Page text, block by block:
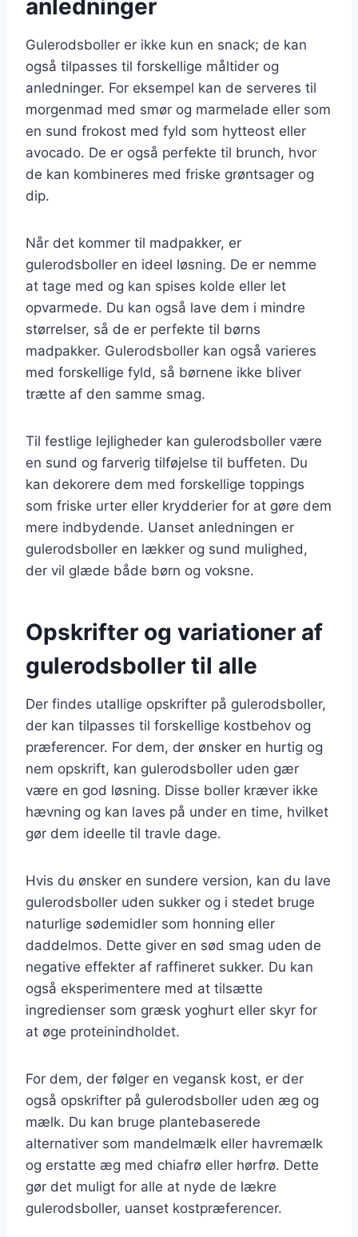
anledninger
Gulerodsboller er ikke kun en snack; de kan
også tilpasses til forskellige måltider og
anledninger. For eksempel kan de serveres til
morgenmad med smør og marmelade eller som
en sund frokost med fyld som hytteost eller
avocado. De er også perfekte til brunch, hvor
de kan kombineres med friske grøntsager og
dip.
Når det kommer til madpakker, er
gulerodsboller en ideel løsning. De er nemme
at tage med og kan spises kolde eller let
opvarmede. Du kan også lave dem i mindre
størrelser, så de er perfekte til børns
madpakker. Gulerodsboller kan også varieres
med forskellige fyld, så børnene ikke bliver
trætte af den samme smag.
Til festlige lejligheder kan gulerodsboller være
en sund og farverig tilføjelse til buffeten. Du
kan dekorere dem med forskellige toppings
som friske urter eller krydderier for at gøre dem
mere indbydende. Uanset anledningen er
gulerodsboller en lækker og sund mulighed,
der vil glæde både børn og voksne.
Opskrifter og variationer af
gulerodsboller til alle
Der findes utallige opskrifter på gulerodsboller,
der kan tilpasses til forskellige kostbehov og
præferencer. For dem, der ønsker en hurtig og
nem opskrift, kan gulerodsboller uden gær
være en god løsning. Disse boller kræver ikke
hævning og kan laves på under en time, hvilket
gør dem ideelle til travle dage.
Hvis du ønsker en sundere version, kan du lave
gulerodsboller uden sukker og i stedet bruge
naturlige sødemidler som honning eller
daddelmos. Dette giver en sød smag uden de
negative effekter af raffineret sukker. Du kan
også eksperimentere med at tilsætte
ingredienser som græsk yoghurt eller skyr for
at øge proteinindholdet.
For dem, der følger en vegansk kost, er der
også opskrifter på gulerodsboller uden æg og
mælk. Du kan bruge plantebaserede
alternativer som mandelmælk eller havremælk
og erstatte æg med chiafrø eller hørfrø. Dette
gør det muligt for alle at nyde de lækre
gulerodsboller, uanset kostpræferencer.